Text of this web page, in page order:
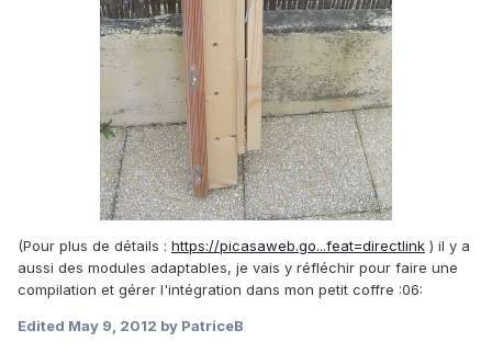
(Pour plus de détails : https://picasaweb.go...feat=directlink ) il y a
aussi des modules adaptables, je vais y réfléchir pour faire une
compilation et gérer l'intégration dans mon petit coffre :06:
Edited May 9, 2012 by PatriceB